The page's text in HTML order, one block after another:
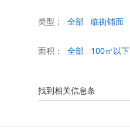
类型： 全部 临街铺面
面积： 全部 100㎡以下
找到相关信息条